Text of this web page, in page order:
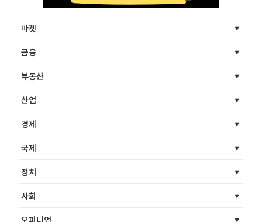
마켓
금융
부동산
산업
경제
국제
정치
사회